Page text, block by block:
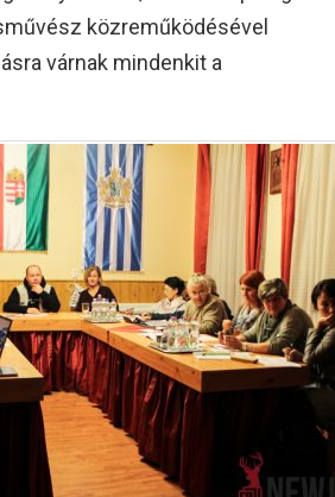
közreműködésével
várnak mindenkit a